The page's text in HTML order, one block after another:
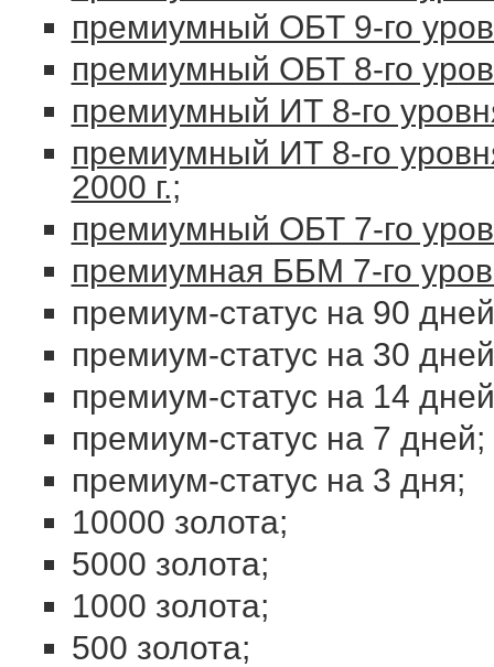
премиумный ОБТ 9-го
премиумный ОБТ 8-го
премиумный ИТ 8-го
премиумный ИТ 8-го
2000 г.;
премиумный ОБТ 7-го
премиумная ББМ 7-го
премиум-статус на 90
премиум-статус на 30
премиум-статус на 14
премиум-статус на 7 дней;
премиум-статус на 3 дня;
10000 золота;
5000 золота;
1000 золота;
500 золота;